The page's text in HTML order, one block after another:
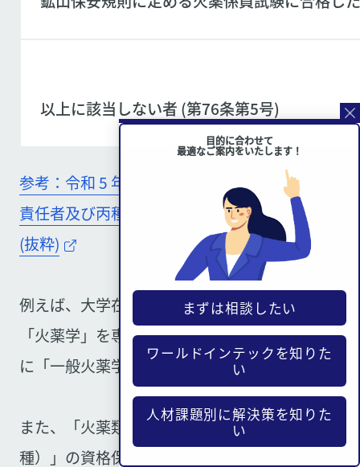
以上に該当しない者 (第76条第5号)
参考：令和 5 年度 甲種・乙種火薬類取扱保安
責任者及び丙種火薬類製造保安責任者試験案内
(抜粋)
例えば、大学在学中、工業化学に関する学科で
「火薬学」を専修して卒業した方は、試験の際
に「一般火薬学」の学科が免除されます。
また、「火薬類製造保安責任者（甲種・乙
種）」の資格保有者は、試験自体が免除されま
目的に合わせて
最適なご案内をいたします！
まずは相談したい
ワールドインテックを知りた
い
人材課題別に解決策を知りた
い